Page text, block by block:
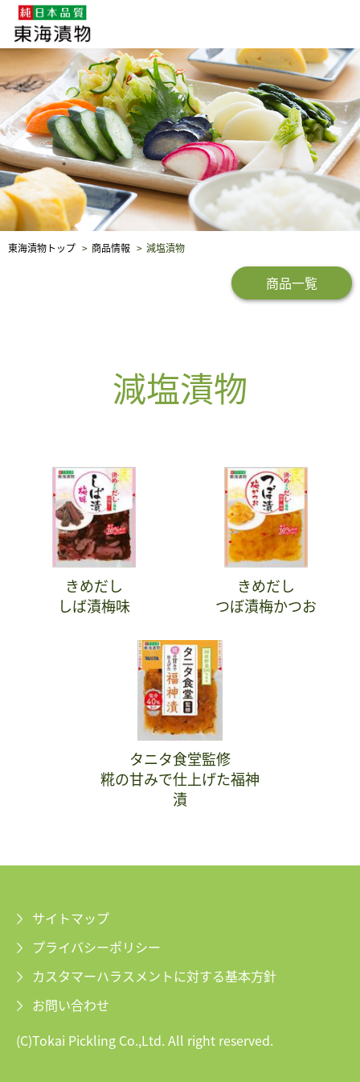
企業・採用情報 社会貢献 品質保証
東海漬物トップ 商品情報 減塩漬物
商品一覧
減塩漬物
きめだし
しば漬梅味
きめだし
つぼ漬梅かつお
タニタ食堂監修
糀の甘みで仕上げた福神
漬
(C)Tokai Pickling Co.,Ltd. All right reserved.
サイトマップ
プライバシーポリシー
カスタマーハラスメントに対する基本方針
お問い合わせ